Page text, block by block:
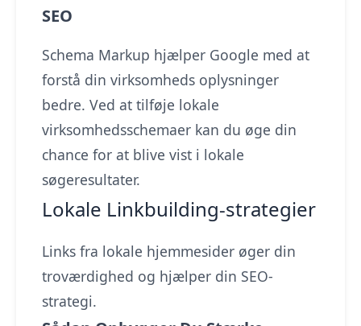
SEO
Schema Markup hjælper Google med at
forstå din virksomheds oplysninger
bedre. Ved at tilføje lokale
virksomhedsschemaer kan du øge din
chance for at blive vist i lokale
søgeresultater.
Lokale Linkbuilding-strategier
Links fra lokale hjemmesider øger din
troværdighed og hjælper din SEO-
strategi.